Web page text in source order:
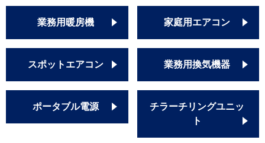
業務用暖房機 家庭用エアコン
スポットエアコン 業務用換気機器
ポータブル電源
チラーチリングユニッ
ト